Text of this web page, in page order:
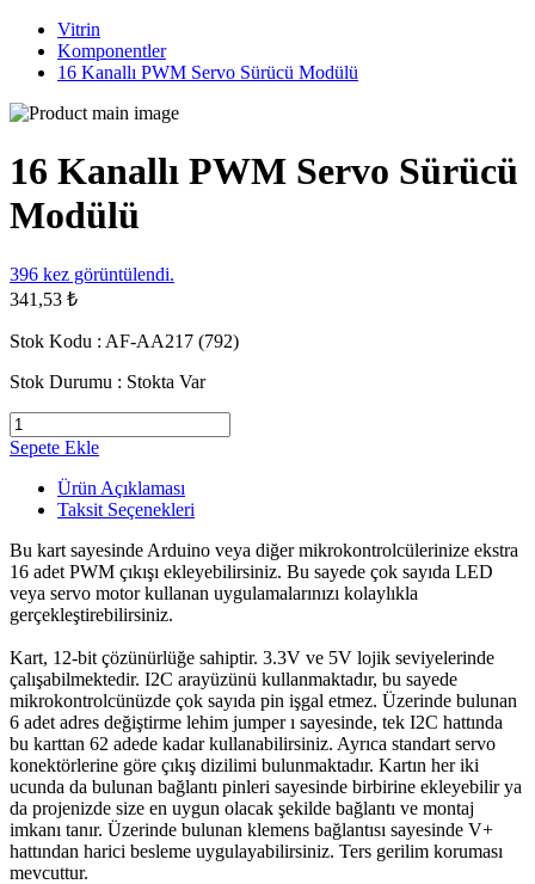
Vitrin
Komponentler
16 Kanallı PWM Servo Sürücü Modülü
16 Kanallı PWM Servo Sürücü
Modülü
396 kez görüntülendi.
341,53 ₺
Stok Kodu : AF-AA217 (792)
Stok Durumu : Stokta Var
Sepete Ekle
Ürün Açıklaması
Taksit Seçenekleri
Bu kart sayesinde Arduino veya diğer mikrokontrolcülerinize ekstra
16 adet PWM çıkışı ekleyebilirsiniz. Bu sayede çok sayıda LED
veya servo motor kullanan uygulamalarınızı kolaylıkla
gerçekleştirebilirsiniz.
Kart, 12-bit çözünürlüğe sahiptir. 3.3V ve 5V lojik seviyelerinde
çalışabilmektedir. I2C arayüzünü kullanmaktadır, bu sayede
mikrokontrolcünüzde çok sayıda pin işgal etmez. Üzerinde bulunan
6 adet adres değiştirme lehim jumper ı sayesinde, tek I2C hattında
bu karttan 62 adede kadar kullanabilirsiniz. Ayrıca standart servo
konektörlerine göre çıkış dizilimi bulunmaktadır. Kartın her iki
ucunda da bulunan bağlantı pinleri sayesinde birbirine ekleyebilir ya
da projenizde size en uygun olacak şekilde bağlantı ve montaj
imkanı tanır. Üzerinde bulunan klemens bağlantısı sayesinde V+
hattından harici besleme uygulayabilirsiniz. Ters gerilim koruması
mevcuttur.